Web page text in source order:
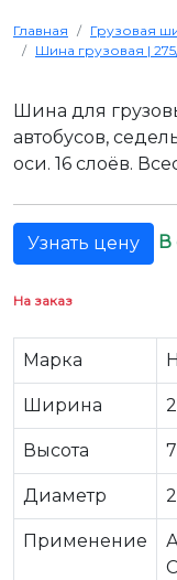
Главная
Грузовая
Шина грузовая |
Шина для
автобусов,
оси. 16 слоёв.
Узнать цену В
На заказ
Марка
Ширина
Высота
Диаметр
Применение